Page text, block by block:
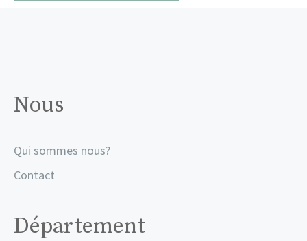
Nous
Qui sommes nous?
Contact
Département